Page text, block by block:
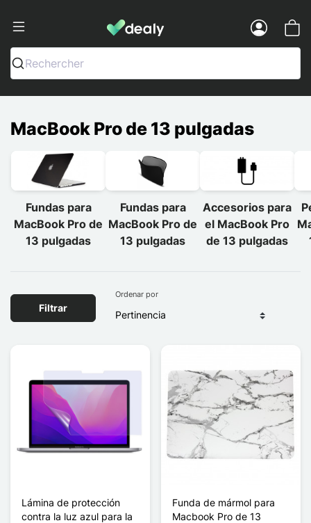
Dealy - Fundas y accesorios para
Rechercher
MacBook Pro de 13 pulgadas
Fundas para
MacBook Pro de
13 pulgadas
Fundas para
MacBook Pro de
13 pulgadas
Accesorios para
el MacBook Pro
de 13 pulgadas
Filtrar
Ordenar por
Lámina de protección
contra la luz azul para la
Funda de mármol para
Macbook Pro de 13